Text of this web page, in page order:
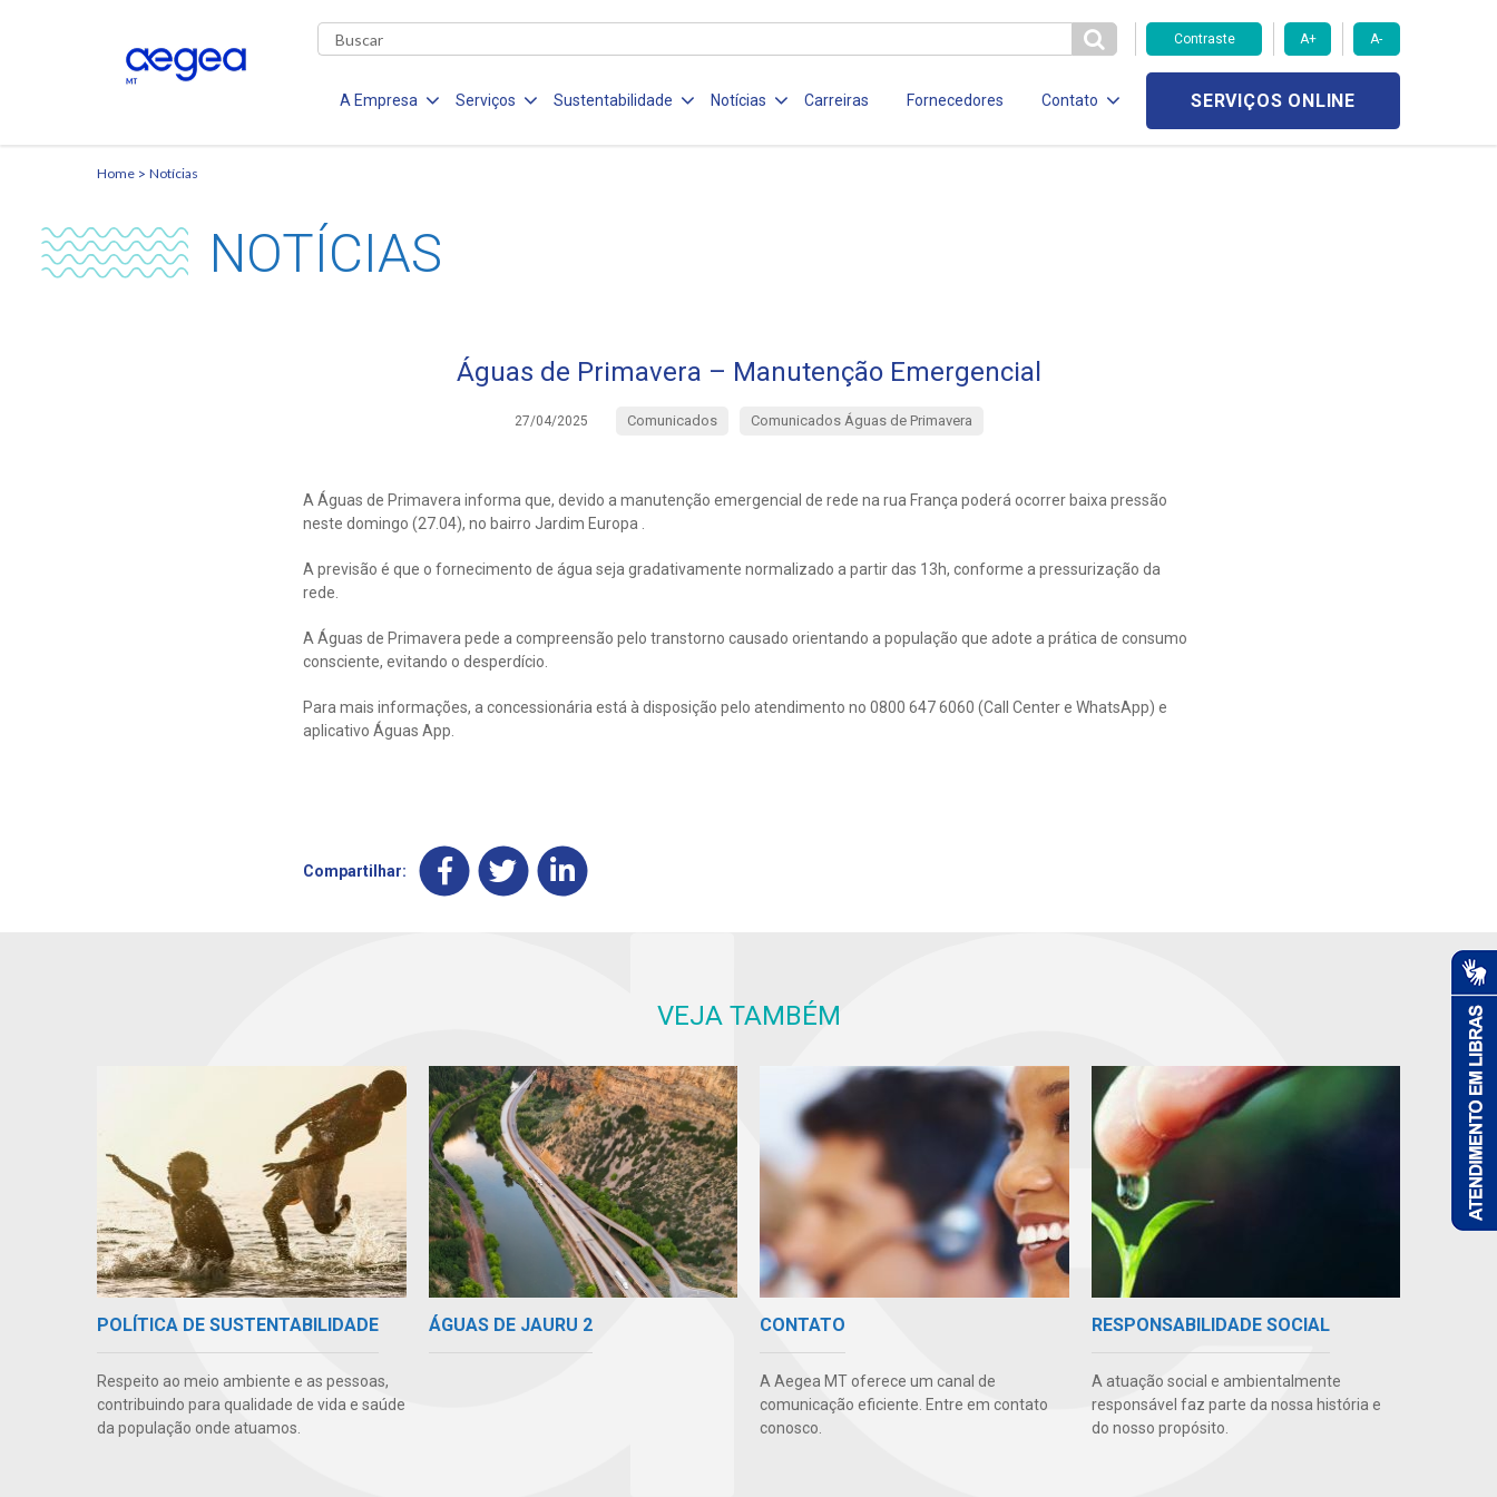
Contraste A+ A-
A Empresa Serviços Sustentabilidade Notícias Carreiras Fornecedores Contato SERVIÇOS ONLINE
Home Notícias
NOTÍCIAS
Águas de Primavera – Manutenção Emergencial
27/04/2025 Comunicados Comunicados Águas de Primavera
A Águas de Primavera informa que, devido a manutenção emergencial de rede na rua França poderá ocorrer baixa pressão
neste domingo (27.04), no bairro Jardim Europa .
A previsão é que o fornecimento de água seja gradativamente normalizado a partir das 13h, conforme a pressurização da
rede.
A Águas de Primavera pede a compreensão pelo transtorno causado orientando a população que adote a prática de consumo
consciente, evitando o desperdício.
Para mais informações, a concessionária está à disposição pelo atendimento no 0800 647 6060 (Call Center e WhatsApp) e
aplicativo Águas App.
Compartilhar:
VEJA TAMBÉM
POLÍTICA DE SUSTENTABILIDADE
Respeito ao meio ambiente e as pessoas,
contribuindo para qualidade de vida e saúde
da população onde atuamos.
ÁGUAS DE JAURU 2 CONTATO
A Aegea MT oferece um canal de
comunicação eficiente. Entre em contato
conosco.
RESPONSABILIDADE SOCIAL
A atuação social e ambientalmente
responsável faz parte da nossa história e
do nosso propósito.